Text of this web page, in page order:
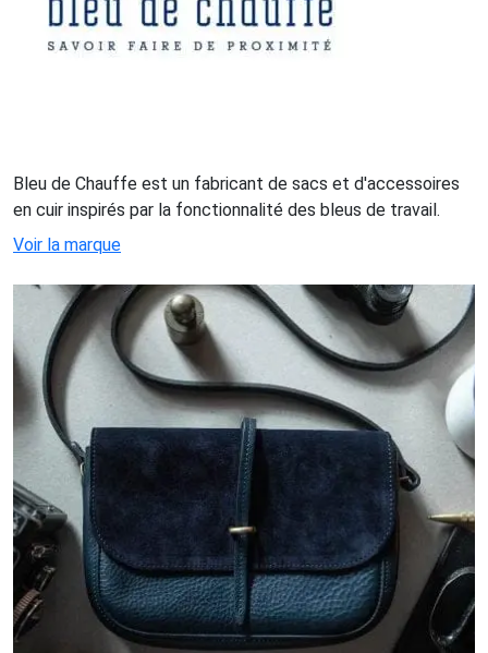
Bleu de Chauffe est un fabricant de sacs et d'accessoires
en cuir inspirés par la fonctionnalité des bleus de travail.
Voir la marque